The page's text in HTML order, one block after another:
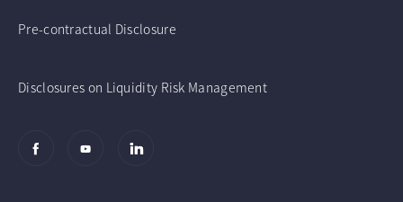
Pre-contractual Disclosure
Disclosures on Liquidity Risk Management